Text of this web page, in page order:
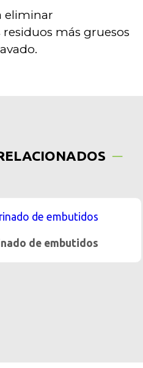
eliminar
más gruesos
de embutidos